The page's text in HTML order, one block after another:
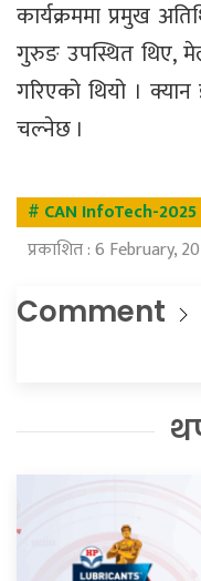
कार्यक्रममा प्रमुख
गुरुङ उपस्थित थिए,
गरिएको थियो ।
चल्नेछ ।
# CAN InfoTech-2025
प्रकाशित : 6 February,
Comment